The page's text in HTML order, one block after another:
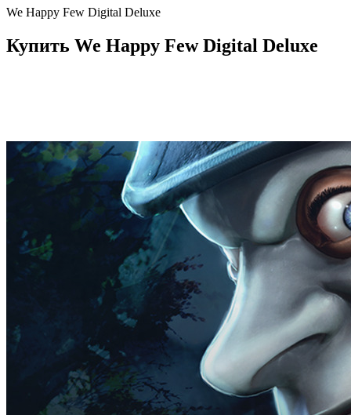
We Happy Few Digital Deluxe
Купить We Happy Few Digital Deluxe